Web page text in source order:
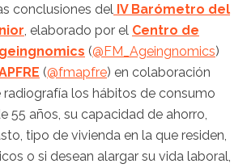
conclusiones del IV Barómetro del
, elaborado por el Centro de
(@FM_Ageingnomics)
(@fmapfre) en colaboración
radiografía los hábitos de consumo
55 años, su capacidad de ahorro,
tipo de vivienda en la que residen,
o si desean alargar su vida laboral,